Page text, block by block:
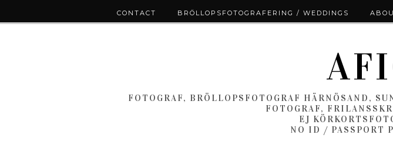
FOTOGRAF, BRÖLLOPSFOTOGRAF HÄRNÖSAND,
FOTOGRAF,
EJ
NO ID / PASSPORT
CONTACT BRÖLLOPSFOTOGRAFERING / WEDDINGS